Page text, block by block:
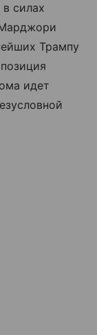
силах
Трампу
идет